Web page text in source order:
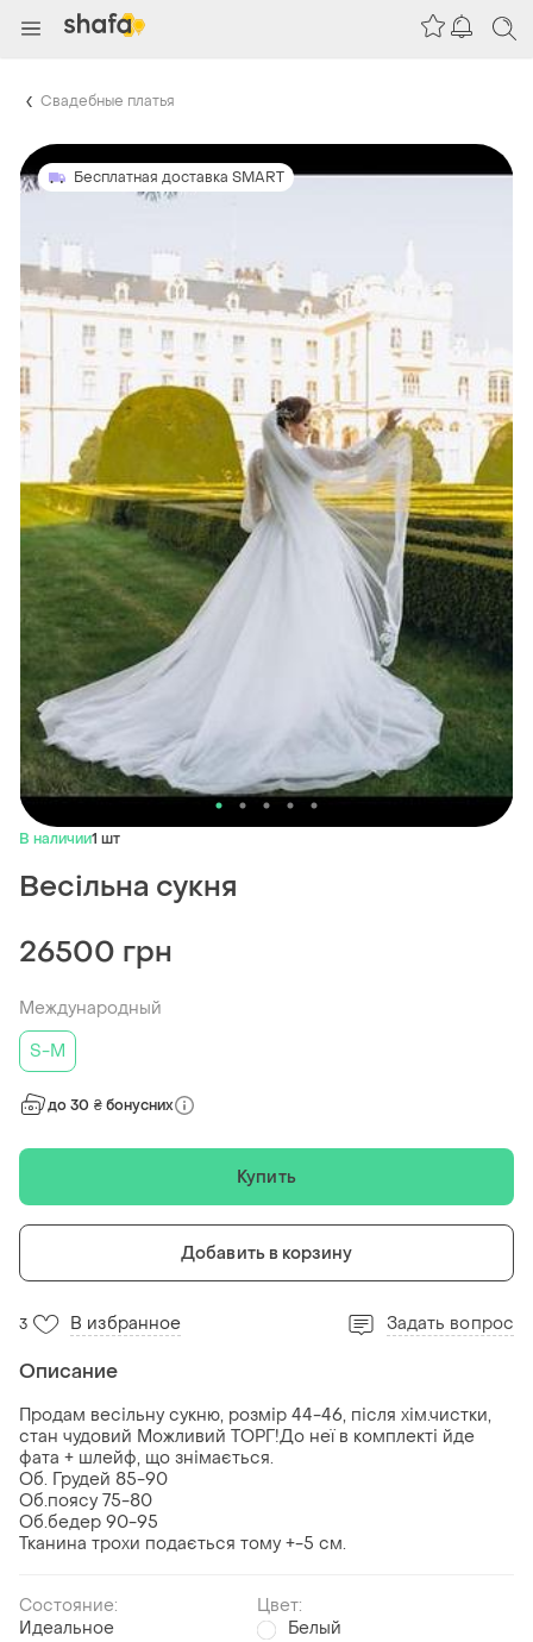
Свадебные платья
Бесплатная доставка SMART
В наличии1 шт
Весільна сукня
26500 грн
Международный
S-M
до 30 ₴ бонусних
Купить
Добавить в корзину
3 В избранное Задать вопрос
Описание
Продам весільну сукню, розмір 44-46, після хім.чистки,
стан чудовий Можливий ТОРГ!До неї в комплекті йде
фата + шлейф, що знімається.
Об. Грудей 85-90
Об.поясу 75-80
Об.бедер 90-95
Тканина трохи подається тому +-5 см.
Состояние:
Идеальное
Цвет:
Белый